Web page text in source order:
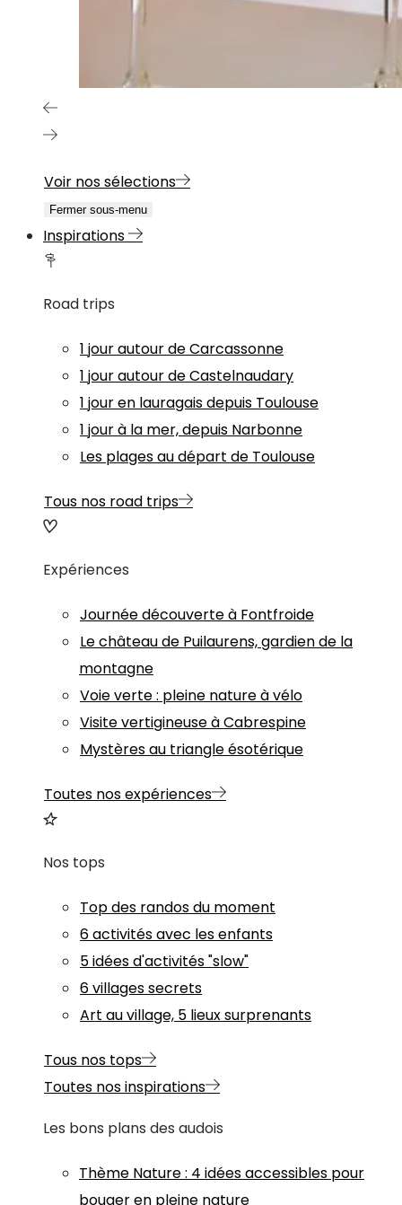
Voir nos sélections
Fermer sous-menu
Inspirations
Road trips
1 jour autour de Carcassonne
1 jour autour de Castelnaudary
1 jour en lauragais depuis Toulouse
1 jour à la mer, depuis Narbonne
Les plages au départ de Toulouse
Tous nos road trips
Expériences
Journée découverte à Fontfroide
Le château de Puilaurens, gardien de la
montagne
Voie verte : pleine nature à vélo
Visite vertigineuse à Cabrespine
Mystères au triangle ésotérique
Toutes nos expériences
Nos tops
Top des randos du moment
6 activités avec les enfants
5 idées d'activités "slow"
6 villages secrets
Art au village, 5 lieux surprenants
Tous nos tops
Toutes nos inspirations
Les bons plans des audois
Thème Nature: 4 idées accessibles pour
bouger en pleine nature